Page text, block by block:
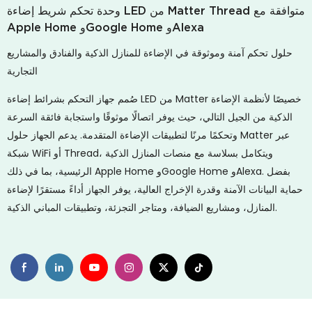
وحدة تحكم شريط إضاءة LED من Matter Thread متوافقة مع
Apple Home وGoogle Home وAlexa
حلول تحكم آمنة وموثوقة في الإضاءة للمنازل الذكية والفنادق والمشاريع
التجارية
صُمم جهاز التحكم بشرائط إضاءة LED من Matter خصيصًا لأنظمة الإضاءة
الذكية من الجيل التالي، حيث يوفر اتصالًا موثوقًا واستجابة فائقة السرعة
وتحكمًا مرنًا لتطبيقات الإضاءة المتقدمة. يدعم الجهاز حلول Matter عبر
شبكة WiFi أو Thread، ويتكامل بسلاسة مع منصات المنازل الذكية
الرئيسية، بما في ذلك Apple Home وGoogle Home وAlexa. بفضل
حماية البيانات الآمنة وقدرة الإخراج العالية، يوفر الجهاز أداءً مستقرًا لإضاءة
المنازل، ومشاريع الضيافة، ومتاجر التجزئة، وتطبيقات المباني الذكية.